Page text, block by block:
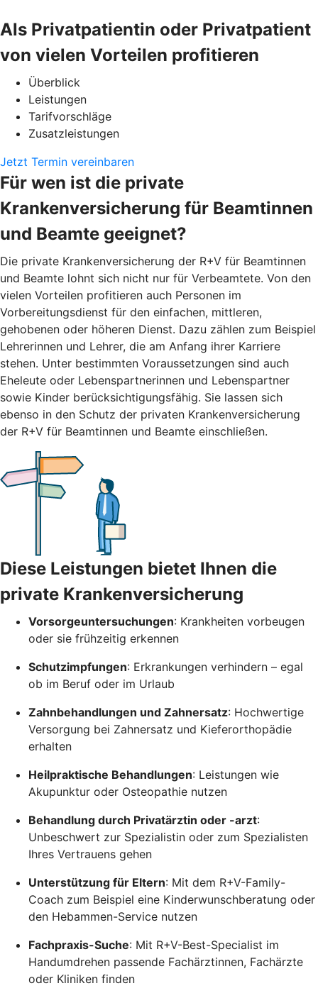
Als Privatpatientin oder Privatpatient
von vielen Vorteilen profitieren
Überblick
Leistungen
Tarifvorschläge
Zusatzleistungen
Jetzt Termin vereinbaren
Für wen ist die private
Krankenversicherung für Beamtinnen
und Beamte geeignet?
Die private Krankenversicherung der R+V für Beamtinnen
und Beamte lohnt sich nicht nur für Verbeamtete. Von den
vielen Vorteilen profitieren auch Personen im
Vorbereitungsdienst für den einfachen, mittleren,
gehobenen oder höheren Dienst. Dazu zählen zum Beispiel
Lehrerinnen und Lehrer, die am Anfang ihrer Karriere
stehen. Unter bestimmten Voraussetzungen sind auch
Eheleute oder Lebenspartnerinnen und Lebenspartner
sowie Kinder berücksichtigungsfähig. Sie lassen sich
ebenso in den Schutz der privaten Krankenversicherung
der R+V für Beamtinnen und Beamte einschließen.
Diese Leistungen bietet Ihnen die
private Krankenversicherung
Vorsorgeuntersuchungen: Krankheiten vorbeugen
oder sie frühzeitig erkennen
Schutzimpfungen: Erkrankungen verhindern – egal
ob im Beruf oder im Urlaub
Zahnbehandlungen und Zahnersatz: Hochwertige
Versorgung bei Zahnersatz und Kieferorthopädie
erhalten
Heilpraktische Behandlungen: Leistungen wie
Akupunktur oder Osteopathie nutzen
Behandlung durch Privatärztin oder -arzt:
Unbeschwert zur Spezialistin oder zum Spezialisten
Ihres Vertrauens gehen
Unterstützung für Eltern: Mit dem R+V-Family-
Coach zum Beispiel eine Kinderwunschberatung oder
den Hebammen-Service nutzen
Fachpraxis-Suche: Mit R+V-Best-Specialist im
Handumdrehen passende Fachärztinnen, Fachärzte
oder Kliniken finden